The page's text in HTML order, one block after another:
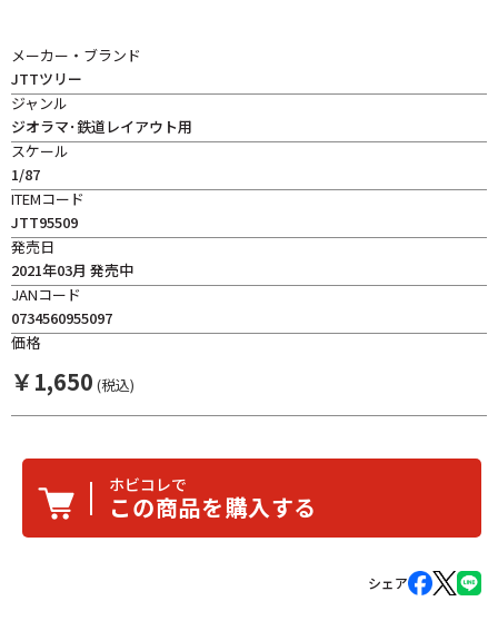
メーカー・ブランド
JTTツリー
ジャンル
ジオラマ･鉄道レイアウト用
スケール
1/87
ITEMコード
JTT95509
発売日
2021年03月 発売中
JANコード
0734560955097
価格
￥1,650 (税込)
ホビコレで
この商品を購入する
シェア